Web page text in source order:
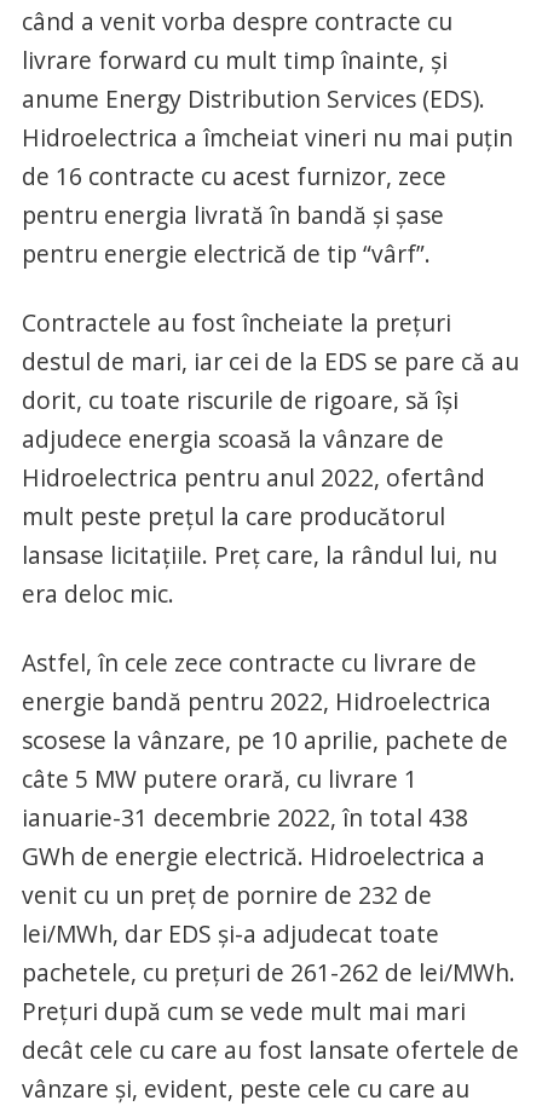
când a venit vorba despre contracte cu
livrare forward cu mult timp înainte, și
anume Energy Distribution Services (EDS).
Hidroelectrica a îmcheiat vineri nu mai puțin
de 16 contracte cu acest furnizor, zece
pentru energia livrată în bandă și șase
pentru energie electrică de tip “vârf”.
Contractele au fost încheiate la prețuri
destul de mari, iar cei de la EDS se pare că au
dorit, cu toate riscurile de rigoare, să își
adjudece energia scoasă la vânzare de
Hidroelectrica pentru anul 2022, ofertând
mult peste prețul la care producătorul
lansase licitațiile. Preț care, la rândul lui, nu
era deloc mic.
Astfel, în cele zece contracte cu livrare de
energie bandă pentru 2022, Hidroelectrica
scosese la vânzare, pe 10 aprilie, pachete de
câte 5 MW putere orară, cu livrare 1
ianuarie-31 decembrie 2022, în total 438
GWh de energie electrică. Hidroelectrica a
venit cu un preț de pornire de 232 de
lei/MWh, dar EDS și-a adjudecat toate
pachetele, cu prețuri de 261-262 de lei/MWh.
Prețuri după cum se vede mult mai mari
decât cele cu care au fost lansate ofertele de
vânzare și, evident, peste cele cu care au